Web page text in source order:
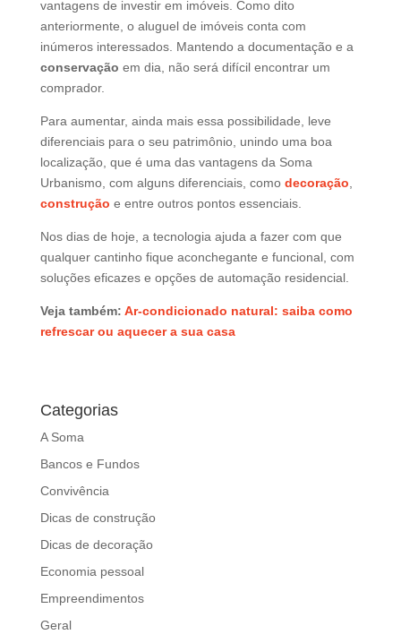
vantagens de investir em imóveis. Como dito
anteriormente, o aluguel de imóveis conta com
inúmeros interessados. Mantendo a documentação e a
conservação em dia, não será difícil encontrar um
comprador.
Para aumentar, ainda mais essa possibilidade, leve
diferenciais para o seu patrimônio, unindo uma boa
localização, que é uma das vantagens da Soma
Urbanismo, com alguns diferenciais, como decoração
construção e entre outros pontos essenciais.
Nos dias de hoje, a tecnologia ajuda a fazer com que
qualquer cantinho fique aconchegante e funcional, com
soluções eficazes e opções de automação residencial.
Veja também: Ar-condicionado natural: saiba como
refrescar ou aquecer a sua casa
Categorias
A Soma
Bancos e Fundos
Convivência
Dicas de construção
Dicas de decoração
Economia pessoal
Empreendimentos
Geral